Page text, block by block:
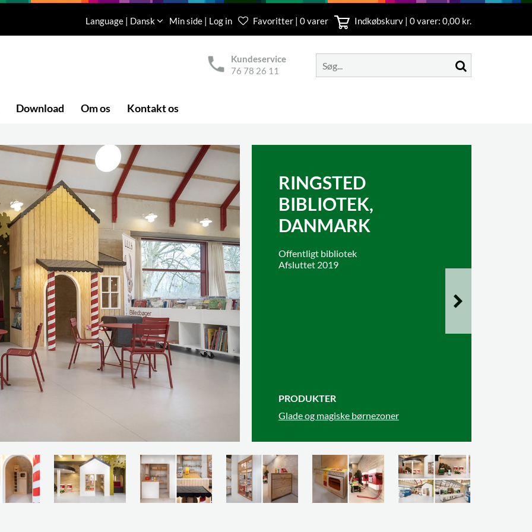
Language | Dansk Min side | Log in Favoritter | 0 varer Indkøbskurv | 0varer: 0,00 kr.
Kundeservice
76 78 26 11
Download Om os Kontakt os
RINGSTED
BIBLIOTEK,
DANMARK
Offentligt bibliotek
Afsluttet 2019
PRODUKTER
Glade og magiske børnezoner